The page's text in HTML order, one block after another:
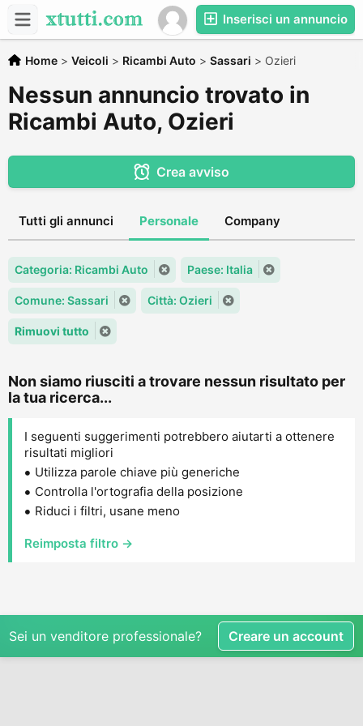
Inserisci un annuncio
Home > Veicoli > Ricambi Auto > Sassari > Ozieri
Nessun annuncio trovato in
Ricambi Auto, Ozieri
Crea avviso
Tutti gli annunci Personale Company
Categoria: Ricambi Auto Paese: Italia
Comune: Sassari Città: Ozieri
Rimuovi tutto
Non siamo riusciti a trovare nessun risultato per
la tua ricerca...
I seguenti suggerimenti potrebbero aiutarti a ottenere
risultati migliori
Utilizza parole chiave più generiche
Controlla l'ortografia della posizione
Riduci i filtri, usane meno
Reimposta filtro →
Sei un venditore professionale? Creare un account